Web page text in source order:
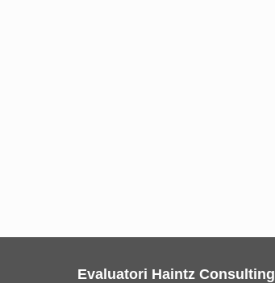
Evaluatori Haintz Consulting